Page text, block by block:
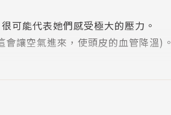
可能代表她們感受極大的壓力。
讓空氣進來，使頭皮的血管降溫)。
如果舔的是下唇，則是和舒壓有關。